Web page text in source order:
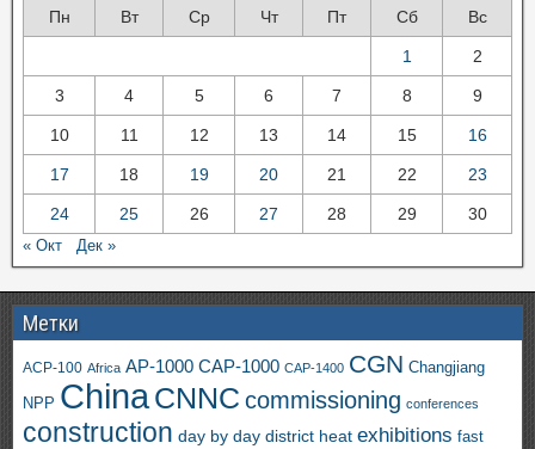
Пн Вт Ср Чт Пт Сб Вс
1 2
3 4 5 6 7 8 9
10 11 12 13 14 15 16
17 18 19 20 21 22 23
24 25 26 27 28 29 30
« Окт Дек »
Метки
ACP-100 Africa AP-1000 CAP-1000 CAP-1400 CGN Changjiang
NPP ChinaCNNC commissioning conferences
construction day by day district heat exhibitions fast